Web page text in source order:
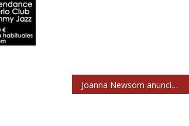
Joanna Newsom anuncia nuevo disco (para octubre) y estrena videoclip